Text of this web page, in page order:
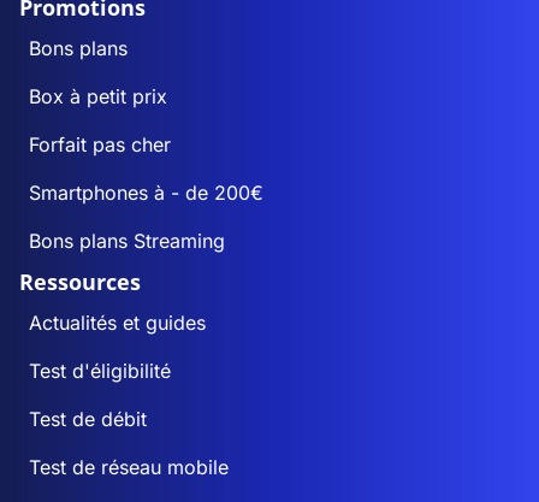
Promotions
Bons plans
Box à petit prix
Forfait pas cher
Smartphones à - de 200€
Bons plans Streaming
Ressources
Actualités et guides
Test d'éligibilité
Test de débit
Test de réseau mobile